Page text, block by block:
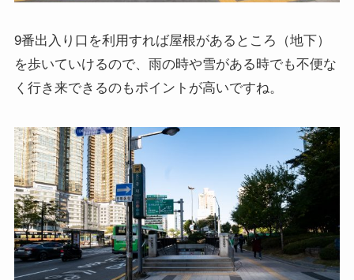
9番出入り口を利用すれば屋根があるところ（地下）
を歩いていけるので、 雨の時や雪がある時でも不便な
く行き来できるのもポイントが高いですね。